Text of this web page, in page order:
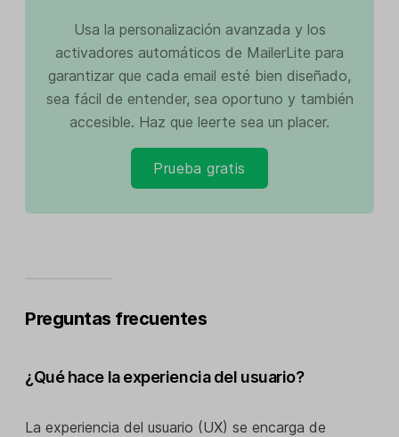
Usa la personalización avanzada y los
activadores automáticos de MailerLite para
garantizar que cada email esté bien diseñado,
sea fácil de entender, sea oportuno y también
accesible. Haz que leerte sea un placer.
Prueba gratis
Preguntas frecuentes
¿Qué hace la experiencia del usuario?
La experiencia del usuario (UX) se encarga de